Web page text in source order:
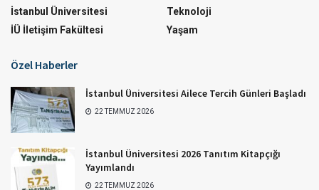
İstanbul Üniversitesi
İÜ İletişim Fakültesi
Teknoloji
Yaşam
Özel Haberler
İstanbul Üniversitesi Ailece Tercih Günleri Başladı
22 TEMMUZ 2026
İstanbul Üniversitesi 2026 Tanıtım Kitapçığı
Yayımlandı
22 TEMMUZ 2026